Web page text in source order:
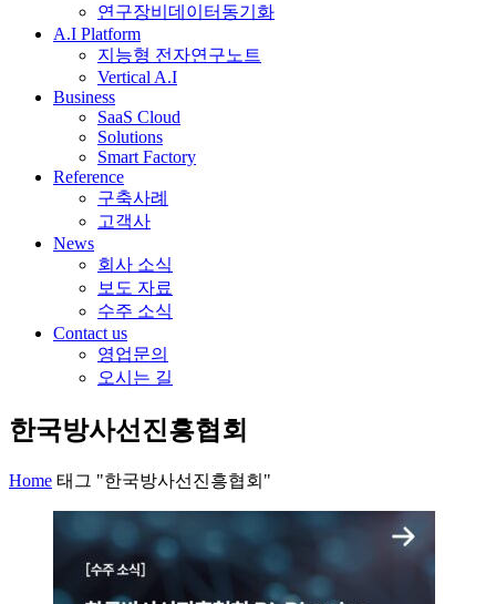
연구장비데이터동기화
A.I Platform
지능형 전자연구노트
Vertical A.I
Business
SaaS Cloud
Solutions
Smart Factory
Reference
구축사례
고객사
News
회사 소식
보도 자료
수주 소식
Contact us
영업문의
오시는 길
한국방사선진흥협회
Home 태그 "한국방사선진흥협회"